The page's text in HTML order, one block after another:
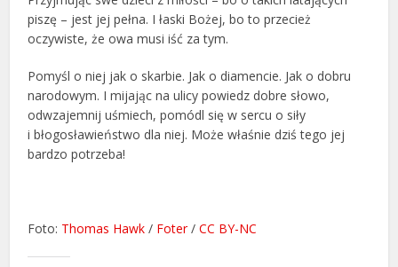
piszę – jest jej pełna. I łaski Bożej, bo to przecież
oczywiste, że owa musi iść za tym.
Pomyśl o niej jak o skarbie. Jak o diamencie. Jak o dobru
narodowym. I mijając na ulicy powiedz dobre słowo,
odwzajemnij uśmiech, pomódl się w sercu o siły
i błogosławieństwo dla niej. Może właśnie dziś tego jej
bardzo potrzeba!
Foto: Thomas Hawk / Foter/CC BY-NC